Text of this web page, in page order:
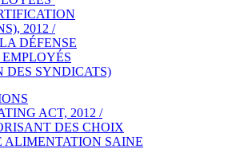
2012 /
DÉFENSE
DES SYNDICATS)
ACT, 2012 /
DES CHOIX
ALIMENTATION SAINE